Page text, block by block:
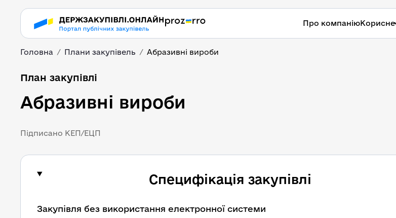
Про компаніюКорисне
Головна Плани закупівель Абразивні вироби
План закупівлі
Абразивні вироби
Підписано КЕП/ЕЦП
Специфікація закупівлі
Закупівля без використання електронної системи